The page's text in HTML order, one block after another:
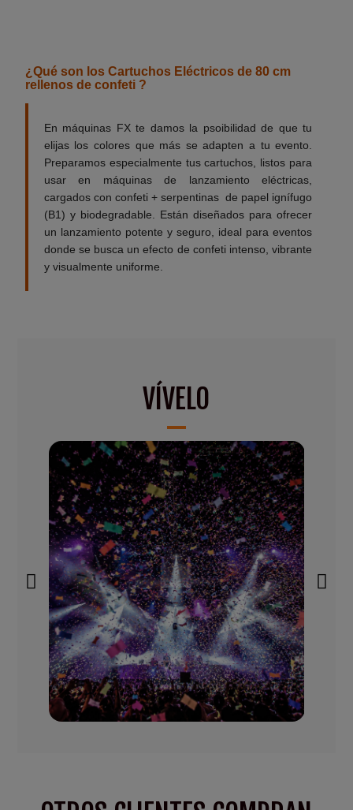
¿Qué son los Cartuchos Eléctricos de 80 cm
rellenos de confeti ?
En máquinas FX te damos la psoibilidad de que tu
elijas los colores que más se adapten a tu evento.
Preparamos especialmente tus cartuchos, listos para
usar en máquinas de lanzamiento eléctricas,
cargados con confeti + serpentinas de papel ignífugo
(B1) y biodegradable. Están diseñados para ofrecer
un lanzamiento potente y seguro, ideal para eventos
donde se busca un efecto de confeti intenso, vibrante
y visualmente uniforme.
VÍVELO